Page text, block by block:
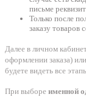
письме
Только после
заказу
Далее в личном
оформлении заказа)
будете видеть все
При выборе именной